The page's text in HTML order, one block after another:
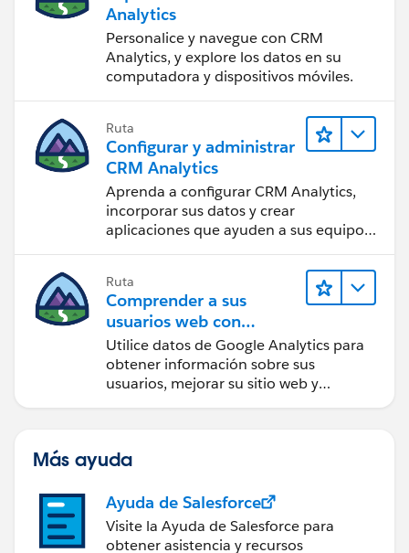
Analytics
Personalice y navegue con CRM
Analytics, y explore los datos en su
computadora y dispositivos móviles.
Ruta
Configurar y administrar
CRM Analytics
Aprenda a configurar CRM Analytics,
incorporar sus datos y crear
aplicaciones que ayuden a sus equipos
Ruta
Comprender a sus
usuarios web con
Google Analytics
Utilice datos de Google Analytics para
obtener información sobre sus
usuarios, mejorar su sitio web y
Más ayuda
Ayuda de Salesforce
Visite la Ayuda de Salesforce para
obtener asistencia y recursos